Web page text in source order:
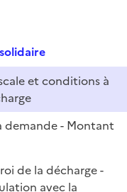
et conditions à
demande - Montant
de la décharge -
avec la